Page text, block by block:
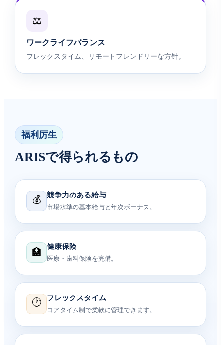
⚖️
ワークライフバランス
フレックスタイム、リモートフレンドリーな方针。
福利厉生
ARISで得られるもの
💰 競争力のある給与
市場水準の基本給与と年次ボーナス。
🏥
健康保険
医療・歯科保険を完備。
🕐 フレックスタイム
コアタイム制で柔軟に管理できます。